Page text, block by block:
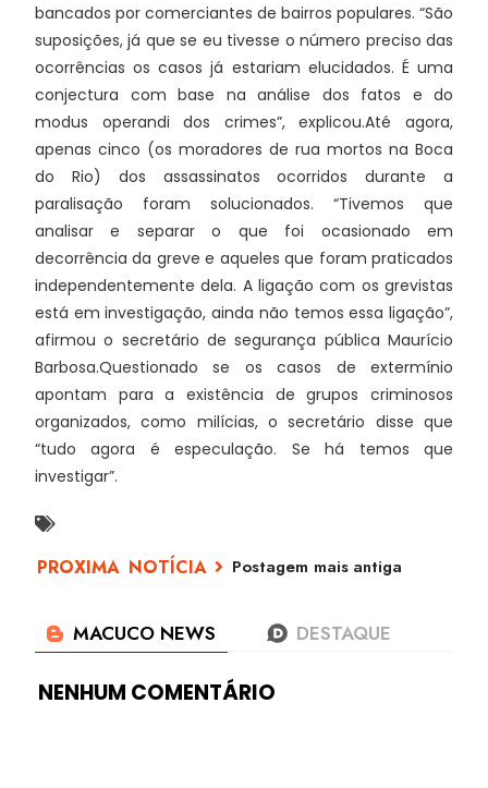
bancados por comerciantes de bairros populares. “São
suposições, já que se eu tivesse o número preciso das
ocorrências os casos já estariam elucidados. É uma
conjectura com base na análise dos fatos e do
modus operandi dos crimes”, explicou.Até agora,
apenas cinco (os moradores de rua mortos na Boca
do Rio) dos assassinatos ocorridos durante a
paralisação foram solucionados. “Tivemos que
analisar e separar o que foi ocasionado em
decorrência da greve e aqueles que foram praticados
independentemente dela. A ligação com os grevistas
está em investigação, ainda não temos essa ligação”,
afirmou o secretário de segurança pública Maurício
Barbosa.Questionado se os casos de extermínio
apontam para a existência de grupos criminosos
organizados, como milícias, o secretário disse que
“tudo agora é especulação. Se há temos que
investigar”.
Postagem mais antiga
NENHUM COMENTÁRIO